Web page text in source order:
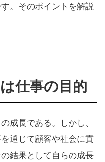
。そのポイントを解説
仕事の目的
成長である。しかし、
通じて顧客や社会に貢
結果として自らの成長